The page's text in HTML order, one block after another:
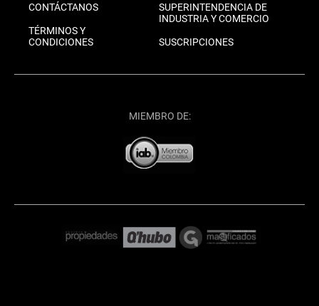
CONTÁCTANOS
TÉRMINOS Y
CONDICIONES
SUPERINTENDENCIA DE
INDUSTRIA Y COMERCIO
SUSCRIPCIONES
MIEMBRO DE: